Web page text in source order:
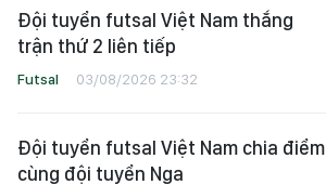
Đội tuyển futsal Việt Nam thắng
trận thứ 2 liên tiếp
Futsal 03/08/2026 23:32
Đội tuyển futsal Việt Nam chia điểm
cùng đội tuyển Nga